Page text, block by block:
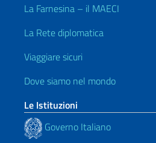
La Farnesina – il MAECI
La Rete diplomatica
Viaggiare sicuri
Dove siamo nel mondo
Le Istituzioni
Governo Italiano